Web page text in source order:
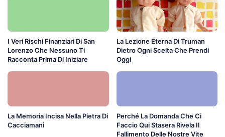
I Veri Rischi Finanziari Di San
Lorenzo Che Nessuno Ti
Racconta Prima Di Iniziare
La Lezione Eterna Di Truman
Dietro Ogni Scelta Che Prendi
Oggi
La Memoria Incisa Nella Pietra Di
Cacciamani
Perché La Domanda Che Ci
Faccio Qui Stasera Rivela Il
Fallimento Delle Nostre Vite